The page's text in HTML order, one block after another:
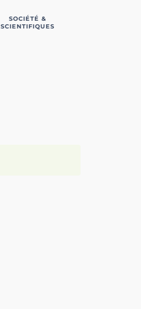
SOCIÉTÉ &
SCIENTIFIQUES